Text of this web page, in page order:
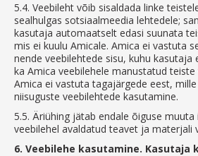
5.4. Veebileht võib sisaldada linke
sealhulgas sotsiaalmeedia lehtedele;
kasutaja automaatselt edasi suunata
mis ei kuulu Amicale. Amica ei vastuta
nende veebilehtede sisu, kuhu kasutaja
ka Amica veebilehele manustatud
Amica ei vastuta tagajärgede eest,
niisuguste veebilehtede kasutamine.
5.5. Äriühing jätab endale õiguse muuta
veebilehel avaldatud teavet ja materjali
6. Veebilehe kasutamine. Kasutaja